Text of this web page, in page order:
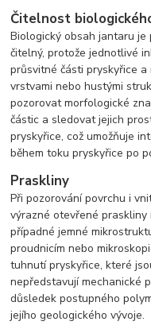
Čitelnost
Biologický obsah jantaru
čitelný, protože jednotlivé
průsvitné části pryskyřice
vrstvami nebo hustými
pozorovat morfologické
částic a sledovat jejich
pryskyřice, což umožňuje
během toku pryskyřice po
Praskliny
Při pozorování povrchu i
výrazné otevřené
případné jemné
proudnicím nebo
tuhnutí pryskyřice, které
nepředstavují mechanické
důsledek postupného
jejího geologického vývoje.